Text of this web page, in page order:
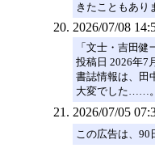
きたこともあり
2026/07/08
「文士・吉田
投稿日 2026年7
書誌情報は、田
大変でした……
2026/07/05
この広告は、90